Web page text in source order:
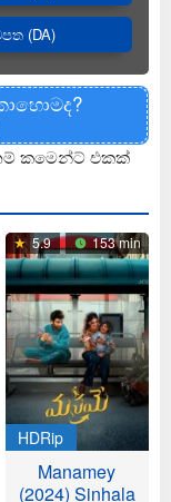
(DA)
කමෙන්ට් එකක්
5.9 153 min
HDRip
Manamey
(2024) Sinhala